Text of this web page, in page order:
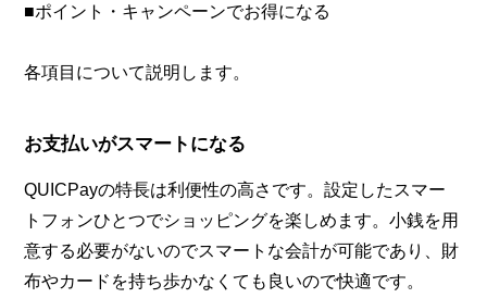
■ポイント・キャンペーンでお得になる
各項目について説明します。
お支払いがスマートになる
QUICPayの特長は利便性の高さです。設定したスマー
トフォンひとつでショッピングを楽しめます。小銭を用
意する必要がないのでスマートな会計が可能であり、財
布やカードを持ち歩かなくても良いので快適です。